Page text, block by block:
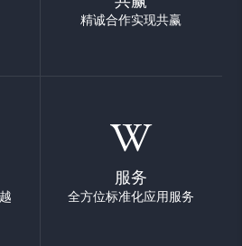
精诚合作实现共赢
服务
全方位标准化应用服务